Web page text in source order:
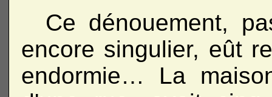
Ce dénouement,
encore singulier, eût
endormie… La